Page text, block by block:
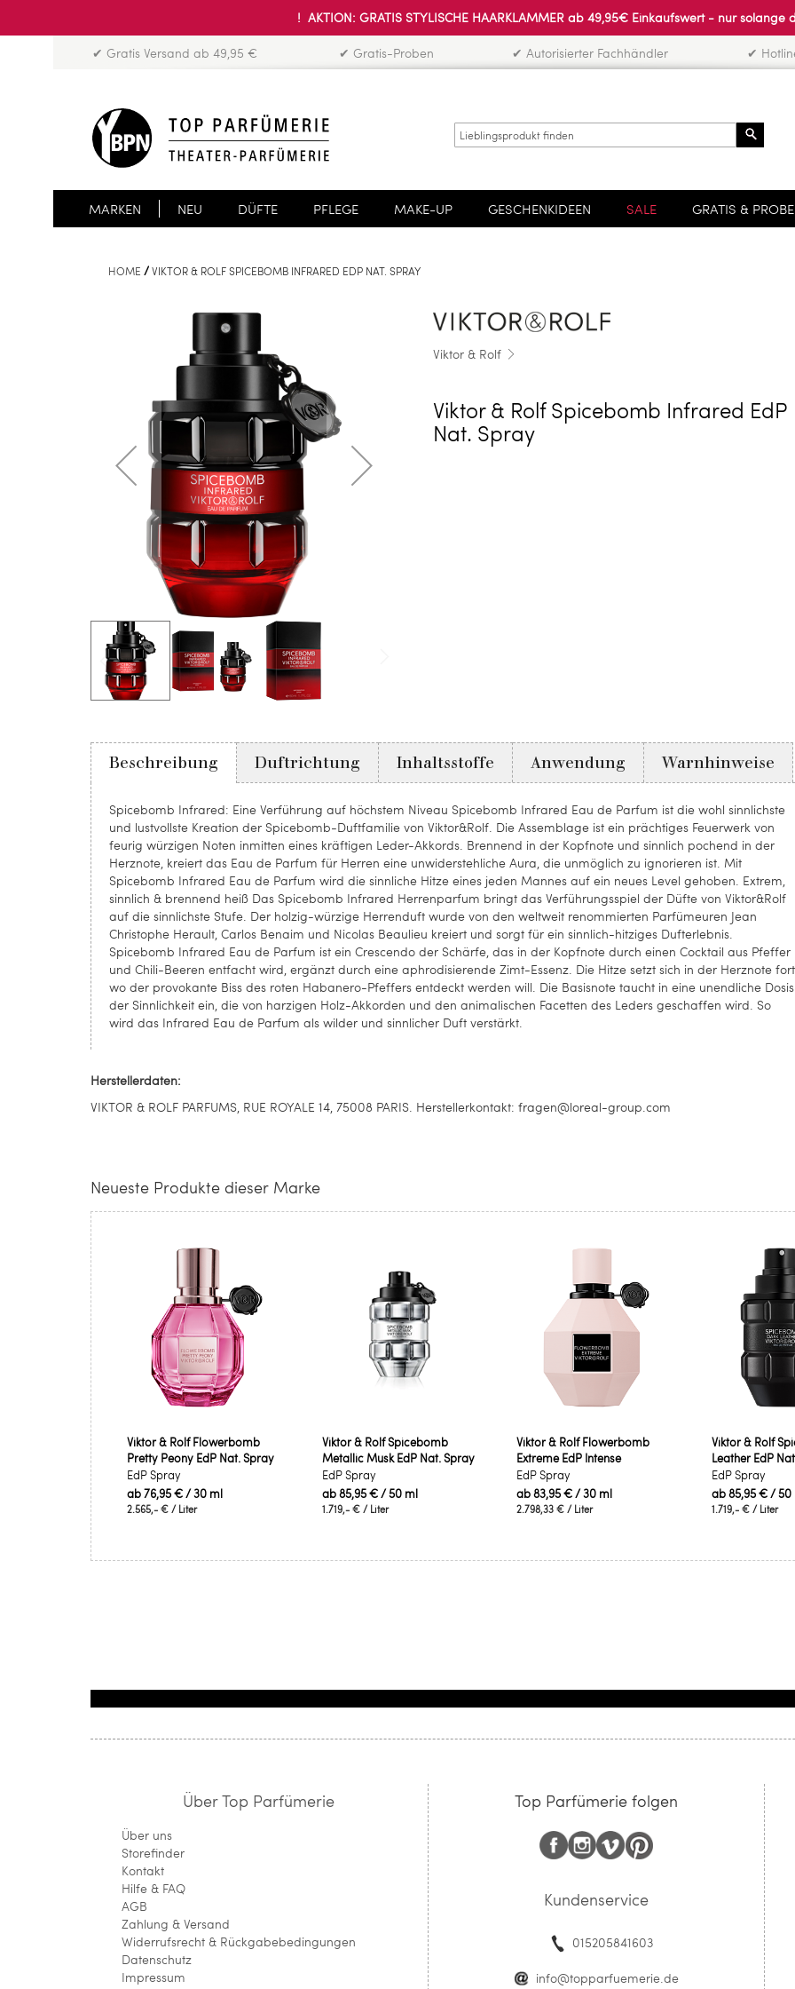
! AKTION: GRATIS STYLISCHE HAARKLAMMER ab 49,95€ Einkaufswert - nur solange
✔ Gratis Versand ab 49,95 € ✔ Gratis-Proben ✔ Autorisierter Fachhändler ✔
MARKEN NEU DÜFTE PFLEGE MAKE-UP GESCHENKIDEEN SALE GRATIS &
HOME VIKTOR & ROLF SPICEBOMB INFRARED EDP NAT. SPRAY
Viktor & Rolf
Viktor & Rolf Spicebomb Infrared EdP
Nat. Spray
Beschreibung
Spicebomb Infrared: Eine Verführung auf höchstem Niveau Spicebomb Infrared Eau de Parfum ist die wohl sinnlichste
und lustvollste Kreation der Spicebomb-Duftfamilie von Viktor&Rolf. Die Assemblage ist ein prächtiges Feuerwerk von
feurig würzigen Noten inmitten eines kräftigen Leder-Akkords. Brennend in der Kopfnote und sinnlich pochend in der
Herznote, kreiert das Eau de Parfum für Herren eine unwiderstehliche Aura, die unmöglich zu ignorieren ist. Mit
Spicebomb Infrared Eau de Parfum wird die sinnliche Hitze eines jeden Mannes auf ein neues Level gehoben. Extrem,
sinnlich & brennend heiß Das Spicebomb Infrared Herrenparfum bringt das Verführungsspiel der Düfte von Viktor&Rolf
auf die sinnlichste Stufe. Der holzig-würzige Herrenduft wurde von den weltweit renommierten Parfümeuren Jean
Christophe Herault, Carlos Benaim und Nicolas Beaulieu kreiert und sorgt für ein sinnlich-hitziges Dufterlebnis.
Spicebomb Infrared Eau de Parfum ist ein Crescendo der Schärfe, das in der Kopfnote durch einen Cocktail aus Pfeffer
und Chili-Beeren entfacht wird, ergänzt durch eine aphrodisierende Zimt-Essenz. Die Hitze setzt sich in der Herznote
wo der provokante Biss des roten Habanero-Pfeffers entdeckt werden will. Die Basisnote taucht in eine unendliche Dosis
der Sinnlichkeit ein, die von harzigen Holz-Akkorden und den animalischen Facetten des Leders geschaffen wird. So
wird das Infrared Eau de Parfum als wilder und sinnlicher Duft verstärkt.
Duftrichtung Inhaltsstoffe Anwendung Warnhinweise
Herstellerdaten:
VIKTOR & ROLF PARFUMS, RUE ROYALE 14, 75008 PARIS. Herstellerkontakt: fragen@loreal-group.com
Neueste Produkte dieser Marke
Viktor & Rolf Flowerbomb
Pretty Peony EdP Nat. Spray
EdP Spray
ab76,95 €/ 30 ml
2.565,- € / Liter
Viktor & Rolf Spicebomb
Metallic Musk EdP Nat. Spray
EdP Spray
ab85,95 €/ 50 ml
1.719,- €/ Liter
Viktor & Rolf Flowerbomb
Extreme EdP Intense
EdP Spray
ab83,95 €/ 30 ml
2.798,33 € / Liter
Viktor & Rolf
Leather EdP
EdP Spray
ab85,95 €/ 50
1.719,- €/ Liter
Über Top Parfümerie
Über uns
Storefinder
Kontakt
Hilfe & FAQ
AGB
Zahlung & Versand
Widerrufsrecht & Rückgabebedingungen
Datenschutz
Impressum
Top Parfümerie folgen
Kundenservice
015205841603
info@topparfuemerie.de